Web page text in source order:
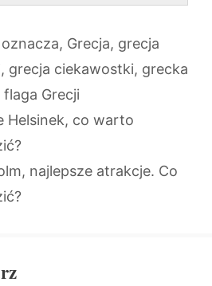
, Grecja, grecja
, grecja ciekawostki, grecka
Grecji
Helsinek, co warto
najlepsze atrakcje. Co